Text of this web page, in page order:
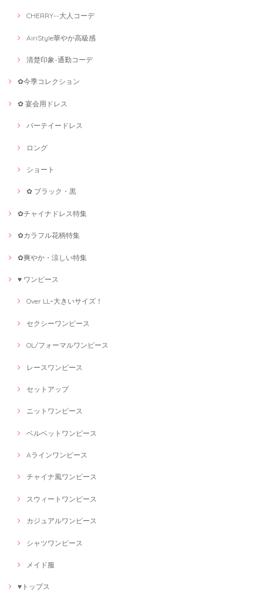
CHERRY--大人コーデ
AiriStyle華やか高級感
清楚印象-通勤コーデ
✿今季コレクション
✿ 宴会用ドレス
パーテイードレス
ロング
ショート
✿ ブラック・黒
✿チャイナドレス特集
✿カラフル花柄特集
✿爽やか・涼しい特集
♥ ワンピース
Over LL~大きいサイズ！
セクシーワンピース
OL/フォーマルワンピース
レースワンピース
セットアップ
ニットワンピース
ベルベットワンピース
Aラインワンピース
チャイナ風ワンピース
スウィートワンピース
カジュアルワンピース
シャツワンピース
メイド服
♥トップス